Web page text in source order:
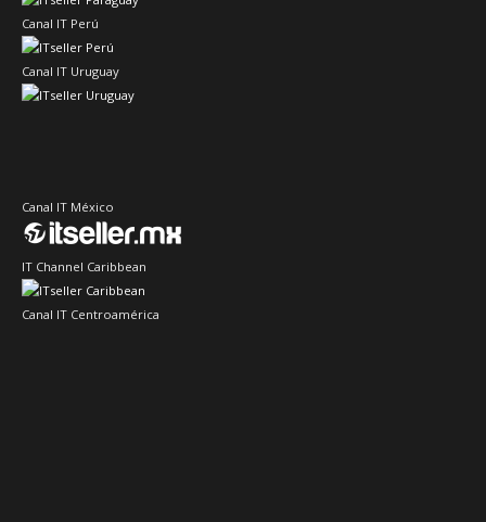
Canal IT Perú
Canal IT Uruguay
Canal IT México
IT Channel Caribbean
Canal IT Centroamérica